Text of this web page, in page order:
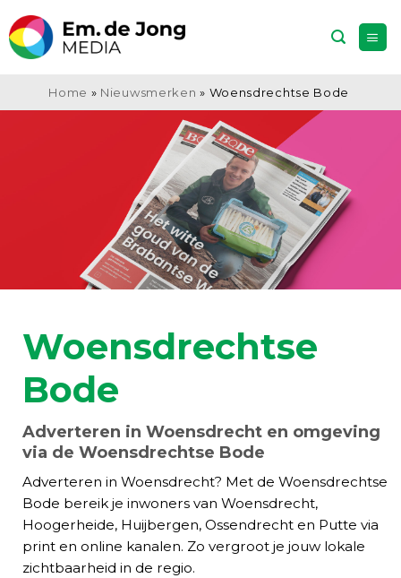
naar
inhoud
Home » Nieuwsmerken » Woensdrechtse Bode
Woensdrechtse
Bode
Adverteren in Woensdrecht en omgeving
via de Woensdrechtse Bode
Adverteren in Woensdrecht? Met de Woensdrechtse
Bode bereik je inwoners van Woensdrecht,
Hoogerheide, Huijbergen, Ossendrecht en Putte via
print en online kanalen. Zo vergroot je jouw lokale
zichtbaarheid in de regio.